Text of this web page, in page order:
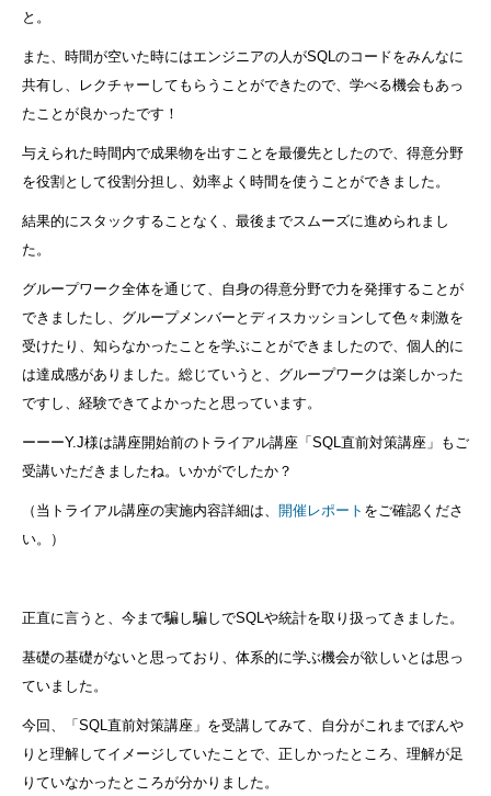
と。
また、時間が空いた時にはエンジニアの人がSQLのコードをみんなに
共有し、レクチャーしてもらうことができたので、学べる機会もあっ
たことが良かったです！
与えられた時間内で成果物を出すことを最優先としたので、得意分野
を役割として役割分担し、効率よく時間を使うことができました。
結果的にスタックすることなく、最後までスムーズに進められまし
た。
グループワーク全体を通じて、自身の得意分野で力を発揮することが
できましたし、グループメンバーとディスカッションして色々刺激を
受けたり、知らなかったことを学ぶことができましたので、個人的に
は達成感がありました。総じていうと、グループワークは楽しかった
ですし、経験できてよかったと思っています。
ーーーY.J様は講座開始前のトライアル講座「SQL直前対策講座」もご
受講いただきましたね。いかがでしたか？
（当トライアル講座の実施内容詳細は、 開催レポート をご確認くださ
い。）
正直に言うと、今まで騙し騙しでSQLや統計を取り扱ってきました。
基礎の基礎がないと思っており、体系的に学ぶ機会が欲しいとは思っ
ていました。
今回、「SQL直前対策講座」を受講してみて、自分がこれまでぼんや
りと理解してイメージしていたことで、正しかったところ、理解が足
りていなかったところが分かりました。